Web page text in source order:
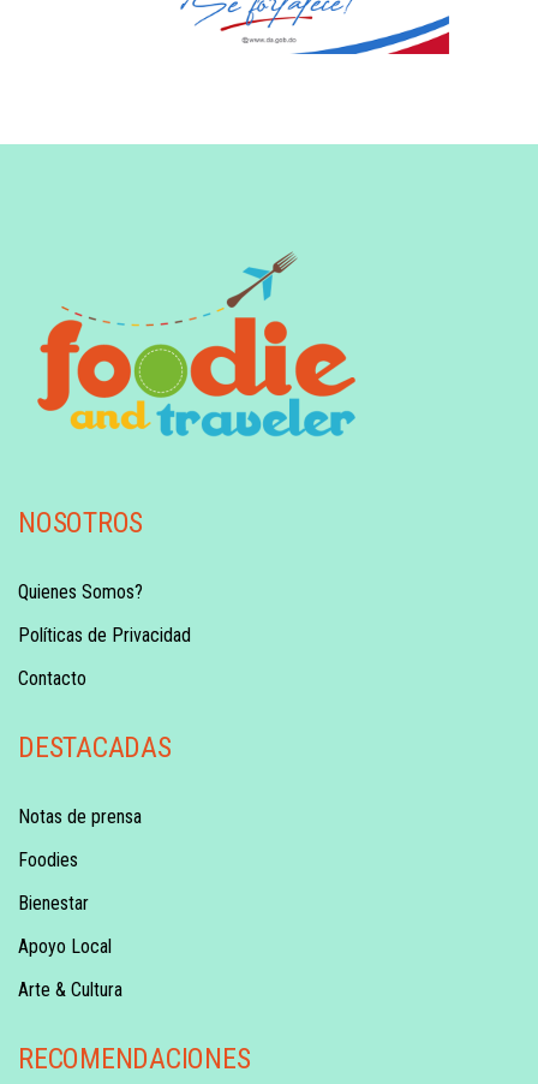
NOSOTROS
Quienes Somos?
Políticas de Privacidad
Contacto
DESTACADAS
Notas de prensa
Foodies
Bienestar
Apoyo Local
Arte & Cultura
RECOMENDACIONES